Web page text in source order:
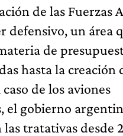
de las Fuerzas
defensivo, un área
de
hasta la creación
de los aviones
el gobierno
las tratativas desde